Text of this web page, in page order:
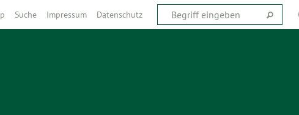
Suche Impressum Datenschutz